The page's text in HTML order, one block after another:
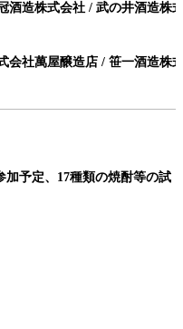
酒造株式会社 / 武の井酒造株
会社萬屋醸造店 / 笹一酒造株
加予定、17種類の焼酎等の試